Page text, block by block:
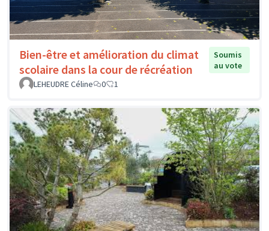
Bien-être et amélioration du climat
scolaire dans la cour de récréation
Soumis
au vote
LEHEUDRE Céline
0 1